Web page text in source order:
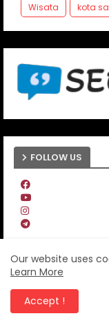
Wisata
kota
FOLLOW US
Ranah Minang
Our website uses
Learn More
Accept !